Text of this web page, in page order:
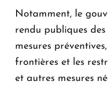
Notamment, le
rendu publiques
mesures
frontières et les
et autres mesures